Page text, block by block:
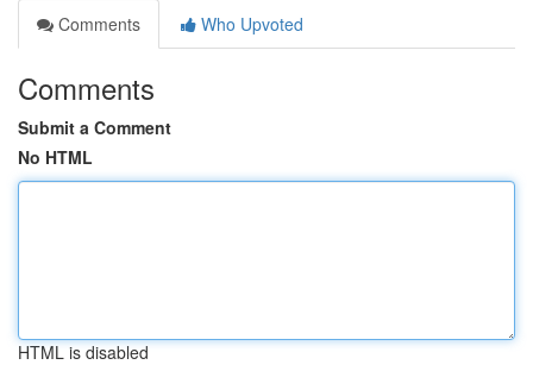
Comments
Who Upvoted
Comments
Submit a Comment
No HTML
HTML is disabled